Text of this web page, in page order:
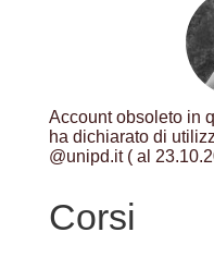
Account obsoleto in
ha dichiarato di
@unipd.it ( al
Corsi